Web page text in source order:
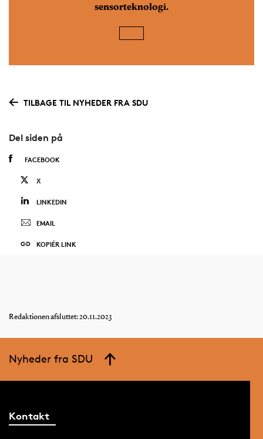
sensorteknologi.
TILBAGE TIL NYHEDER FRA SDU
Del siden på
FACEBOOK
X
LINKEDIN
EMAIL
KOPIÉR LINK
Redaktionen afsluttet: 20.11.2023
Nyheder fra SDU
Kontakt